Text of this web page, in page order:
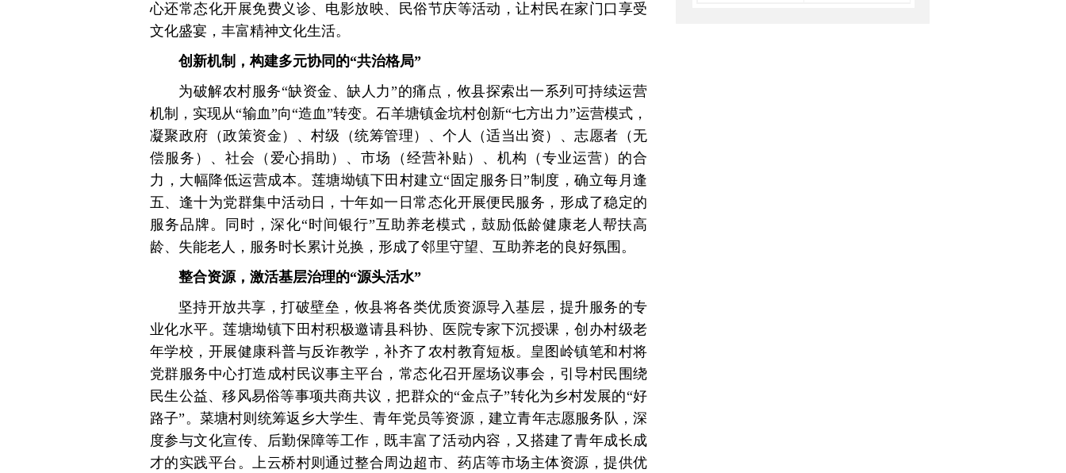
心还常态化开展免费义诊、电影放映、民俗节庆等活动，让村民在家门口享受
文化盛宴，丰富精神文化生活。
创新机制，构建多元协同的“共治格局”
为破解农村服务“缺资金、缺人力”的痛点，攸县探索出一系列可持续运营
机制，实现从“输血”向“造血”转变。石羊塘镇金坑村创新“七方出力”运营模式，
凝聚政府（政策资金）、村级（统筹管理）、个人（适当出资）、志愿者（无
偿服务）、社会（爱心捐助）、市场（经营补贴）、机构（专业运营）的合
力，大幅降低运营成本。莲塘坳镇下田村建立“固定服务日”制度，确立每月逢
五、逢十为党群集中活动日，十年如一日常态化开展便民服务，形成了稳定的
服务品牌。同时，深化“时间银行”互助养老模式，鼓励低龄健康老人帮扶高
龄、失能老人，服务时长累计兑换，形成了邻里守望、互助养老的良好氛围。
整合资源，激活基层治理的“源头活水”
坚持开放共享，打破壁垒，攸县将各类优质资源导入基层，提升服务的专
业化水平。莲塘坳镇下田村积极邀请县科协、医院专家下沉授课，创办村级老
年学校，开展健康科普与反诈教学，补齐了农村教育短板。皇图岭镇笔和村将
党群服务中心打造成村民议事主平台，常态化召开屋场议事会，引导村民围绕
民生公益、移风易俗等事项共商共议，把群众的“金点子”转化为乡村发展的“好
路子”。菜塘村则统筹返乡大学生、青年党员等资源，建立青年志愿服务队，深
度参与文化宣传、后勤保障等工作，既丰富了活动内容，又搭建了青年成长成
才的实践平台。上云桥村则通过整合周边超市、药店等市场主体资源，提供优